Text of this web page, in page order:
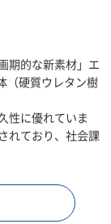
期的な新素材」エ
（硬質ウレタン樹
性に優れていま
れており、社会課